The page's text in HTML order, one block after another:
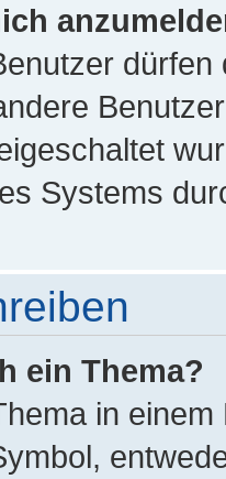
Systems
ein Thema?
in